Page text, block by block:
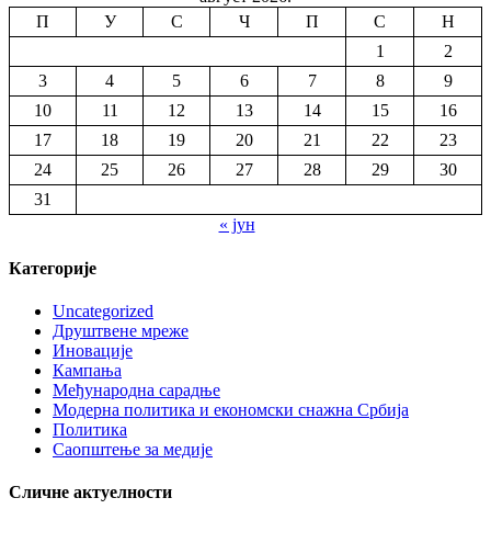
П
У С Ч П С
Н
1
2
3
4 5 6 7 8
9
10
11 12 13 14 15
16
17
18 19 20 21 22
23
24
25 26 27 28 29
30
31
« јун
Категорије
Uncategorized
Друштвене мреже
Иновације
Кампања
Међународна сарадње
Модерна политика и економски снажна Србија
Политика
Саопштење за медије
Сличне актуелности